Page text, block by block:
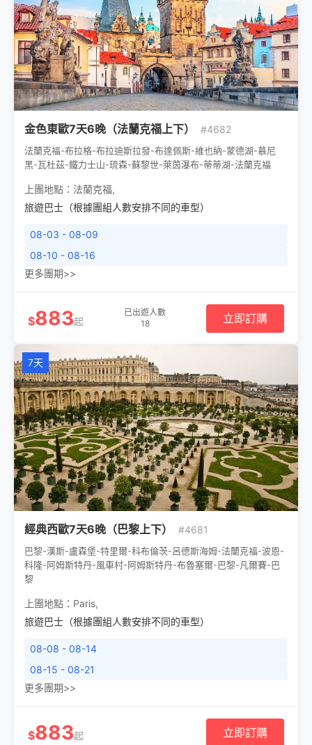
金色東歐7天6晚（法蘭克福上下） #4682
法蘭克福-布拉格-布拉迪斯拉發-布達佩斯-維也納-蒙德湖-慕尼
黑-瓦杜茲-鐵力士山-琉森-蘇黎世-萊茵瀑布-蒂蒂湖-法蘭克福
上團地點： 法蘭克福,
旅遊巴士（根據團組人數安排不同的車型）
08-03 - 08-09
08-10 - 08-16
更多團期>>
$883起
已出遊人數
18
立即訂購
7天
經典西歐7天6晚（巴黎上下） #4681
巴黎-漢斯-盧森堡-特里爾-科布倫茨-呂德斯海姆-法蘭克福-波恩-
科隆-阿姆斯特丹-風車村-阿姆斯特丹-布魯塞爾-巴黎-凡爾賽-巴
黎
上團地點： Paris,
旅遊巴士（根據團組人數安排不同的車型）
08-08 - 08-14
08-15 - 08-21
更多團期>>
$883起 立即訂購